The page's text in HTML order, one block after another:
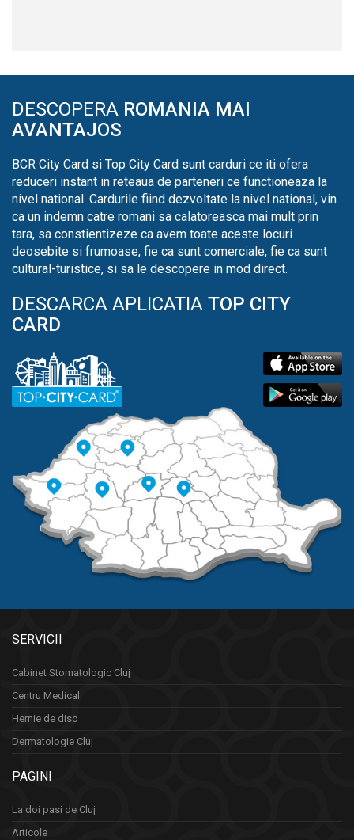
DESCOPERA ROMANIA MAI
AVANTAJOS
BCR City Card si Top City Card sunt carduri ce iti ofera
reduceri instant in reteaua de parteneri ce functioneaza la
nivel national. Cardurile fiind dezvoltate la nivel national, vin
ca un indemn catre romani sa calatoreasca mai mult prin
tara, sa constientizeze ca avem toate aceste locuri
deosebite si frumoase, fie ca sunt comerciale, fie ca sunt
cultural-turistice, si sa le descopere in mod direct.
DESCARCA APLICATIA TOP CITY
CARD
SERVICII
Cabinet Stomatologic Cluj
Centru Medical
Hernie de disc
Dermatologie Cluj
PAGINI
La doi pasi de Cluj
Articole